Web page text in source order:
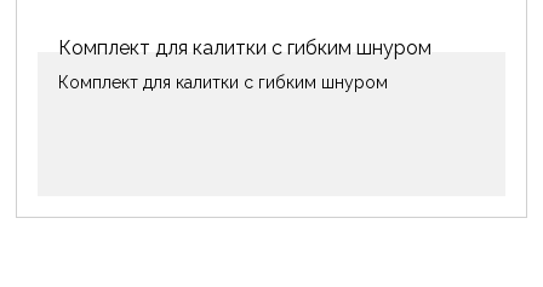
Комплект для калитки с гибким шнуром
Комплект для калитки с гибким шнуром